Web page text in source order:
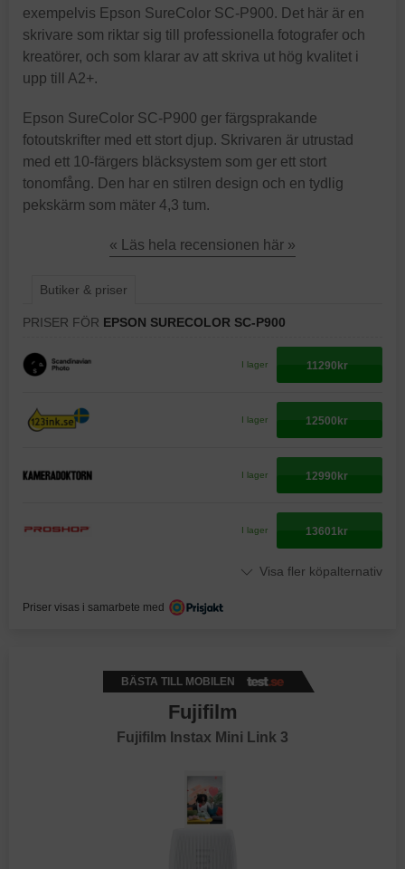
exempelvis Epson SureColor SC-P900. Det här är en
skrivare som riktar sig till professionella fotografer och
kreatörer, och som klarar av att skriva ut hög kvalitet i
upp till A2+.
Epson SureColor SC-P900 ger färgsprakande
fotoutskrifter med ett stort djup. Skrivaren är utrustad
med ett 10-färgers bläcksystem som ger ett stort
tonomfång. Den har en stilren design och en tydlig
pekskärm som mäter 4,3 tum.
« Läs hela recensionen här »
Butiker & priser
PRISER FÖR EPSON SURECOLOR SC-P900
I lager 11290kr
I lager 12500kr
I lager 12990kr
I lager 13601kr
Visa fler köpalternativ
Priser visas i samarbete med
BÄSTA TILL MOBILEN
Fujifilm
Fujifilm Instax Mini Link 3